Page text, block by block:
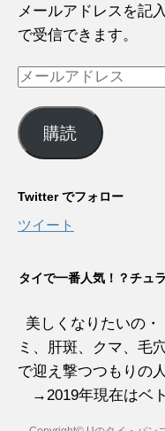
メールアドレスを記
で受信できます。
メ
ル
ア
レ
ス
購読
Twitter でフォロー
ツイート
タイで一番人気！？チュ
美しくなりたいの
ミ、肝斑、クマ、毛
で迎え撃つつもりの
→2019年現在はベ